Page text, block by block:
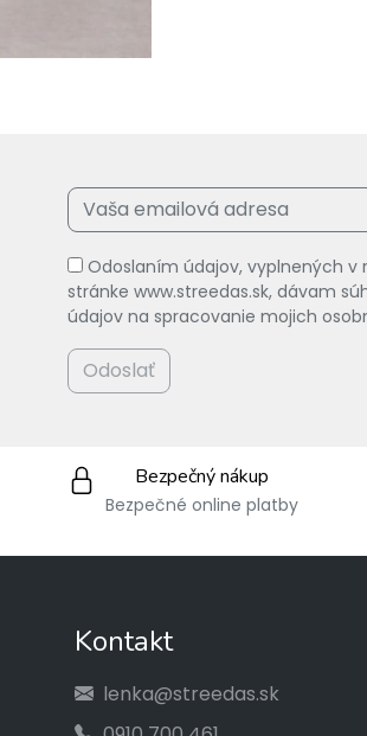
Odoslaním údajov, vyplnených
stránke www.streedas.sk, dávam
údajov na spracovanie mojich
Odoslať
Bezpečný nákup
Bezpečné online platby
Kontakt
lenka@streedas.sk